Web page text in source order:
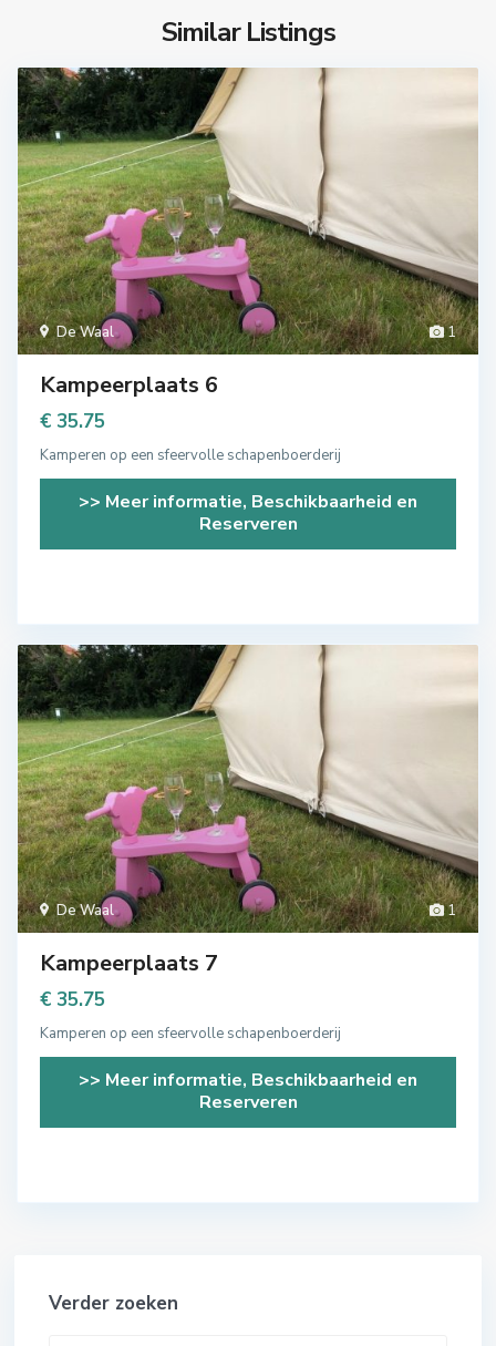
Similar Listings
1
De Waal
Kampeerplaats 6
€ 35.75
Kamperen op een sfeervolle schapenboerderij
>> Meer informatie, Beschikbaarheid en
Reserveren
1
De Waal
Kampeerplaats 7
€ 35.75
Kamperen op een sfeervolle schapenboerderij
>> Meer informatie, Beschikbaarheid en
Reserveren
Verder zoeken